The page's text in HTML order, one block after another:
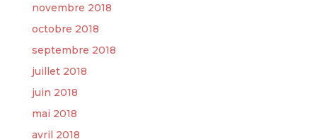
novembre 2018
octobre 2018
septembre 2018
juillet 2018
juin 2018
mai 2018
avril 2018